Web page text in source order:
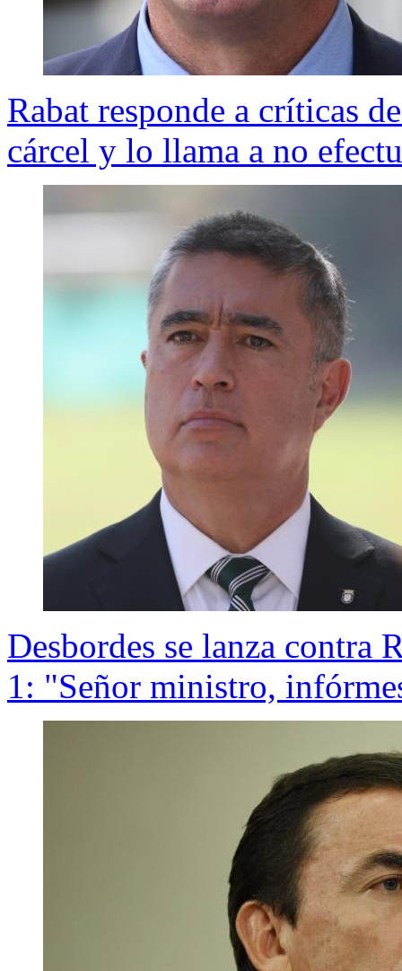
Rabat responde a críticas
cárcel y lo llama a no
Desbordes se lanza contra
1: "Señor ministro,